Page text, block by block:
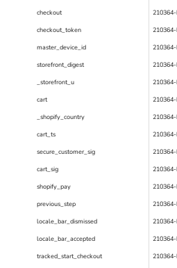
checkout
checkout_token
master_device_id
storefront_digest
_storefront_u
cart
_shopify_country
cart_ts
secure_customer_sig
cart_sig
shopify_pay
previous_step
locale_bar_dismissed
locale_bar_accepted
tracked_start_checkout